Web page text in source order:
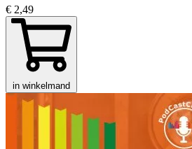
€ 2,49
in winkelmand